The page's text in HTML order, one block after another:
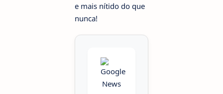
e mais nítido do que
nunca!